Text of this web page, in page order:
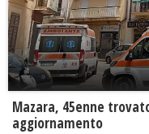
Mazara, 45enne
aggiornamento